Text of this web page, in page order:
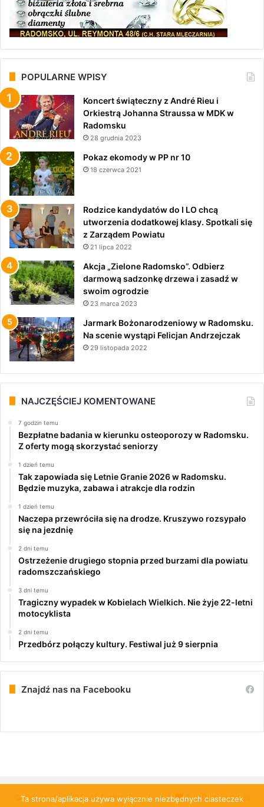
POPULARNE WPISY
Koncert świąteczny z André Rieu i
Orkiestrą Johanna Straussa w MDK w
Radomsku
28 grudnia 2023
Pokaz ekomody w PP nr 10
18 czerwca 2021
Rodzice kandydatów do I LO chcą
utworzenia dodatkowej klasy. Spotkali się
z Zarządem Powiatu
21 lipca 2022
Akcja „Zielone Radomsko”. Odbierz
darmową sadzonkę drzewa i zasadź w
swoim ogrodzie
23 marca 2023
Jarmark Bożonarodzeniowy w Radomsku.
Na scenie wystąpi Felicjan Andrzejczak
29 listopada 2022
NAJCZĘŚCIEJ KOMENTOWANE
7 godzin temu
Bezpłatne badania w kierunku osteoporozy w Radomsku.
Z oferty mogą skorzystać seniorzy
1 dzień temu
Tak zapowiada się Letnie Granie 2026 w Radomsku.
Będzie muzyka, zabawa i atrakcje dla rodzin
1 dzień temu
Naczepa przewróciła się na drodze. Kruszywo rozsypało
się na jezdnię
2 dni temu
Ostrzeżenie drugiego stopnia przed burzami dla powiatu
radomszczańskiego
3 dni temu
Tragiczny wypadek w Kobielach Wielkich. Nie żyje 22-letni
motocyklista
2 dni temu
Przedbórz połączy kultury. Festiwal już 9 sierpnia
Znajdź nas na Facebooku
© Copyright 2026, All Rights Reserved | PulsRadomska.pl
Ta strona/aplikacja używa wyłącznie niezbędnych ciasteczek